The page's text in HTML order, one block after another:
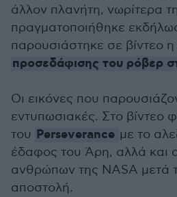
άλλον πλανήτη, νωρίτερα
πραγματοποιήθηκε
παρουσιάστηκε σε βίντεο η
προσεδάφισης του ρόβερ
Οι εικόνες που
εντυπωσιακές. Στο βίντεο
του Perseverance με το
έδαφος του Άρη, αλλά και
ανθρώπων της NASA μετά
αποστολή.